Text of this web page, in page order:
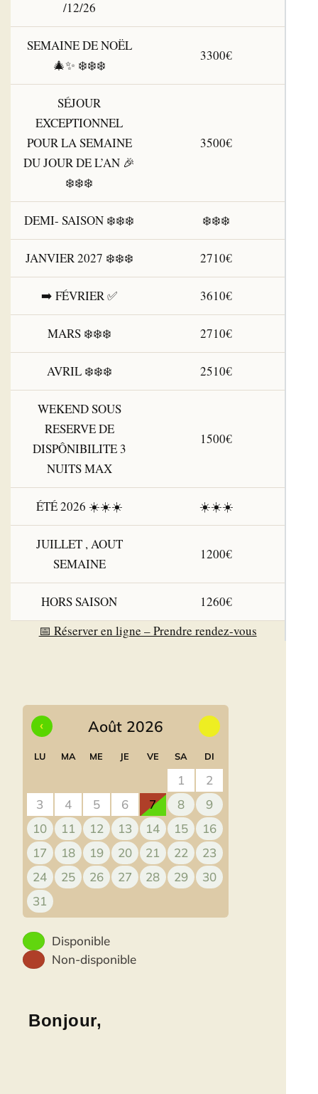
/12/26
SEMAINE DE NOËL
🎄✨ ❄️❄️❄️
3300€
SÉJOUR
EXCEPTIONNEL
POUR LA SEMAINE
DU JOUR DE L’AN 🎉
❄️❄️❄️
3500€
DEMI- SAISON ❄️❄️❄️ ❄️❄️❄️
JANVIER 2027 ❄️❄️❄️ 2710€
➡️ FÉVRIER ✅ 3610€
MARS ❄️❄️❄️ 2710€
AVRIL ❄️❄️❄️ 2510€
WEKEND SOUS
RESERVE DE
DISPÔNIBILITE 3
NUITS MAX
1500€
ÉTÉ 2026 ☀️☀️☀️ ☀️☀️☀️
JUILLET , AOUT
SEMAINE
1200€
HORS SAISON
1260€
📅 Réserver en ligne – Prendre rendez-vous
‹ Août 2026
LU MA ME JE VE SA DI
1
2
3
4 5 6 7 8
9
10
11 12 13 14 15
16
17
18 19 20 21 22
23
24
25 26 27 28 29
30
31
Disponible
Non-disponible
Bonjour,